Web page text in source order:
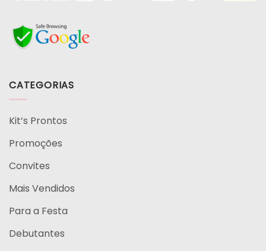
CATEGORIAS
Kit’s Prontos
Promoções
Convites
Mais Vendidos
Para a Festa
Debutantes